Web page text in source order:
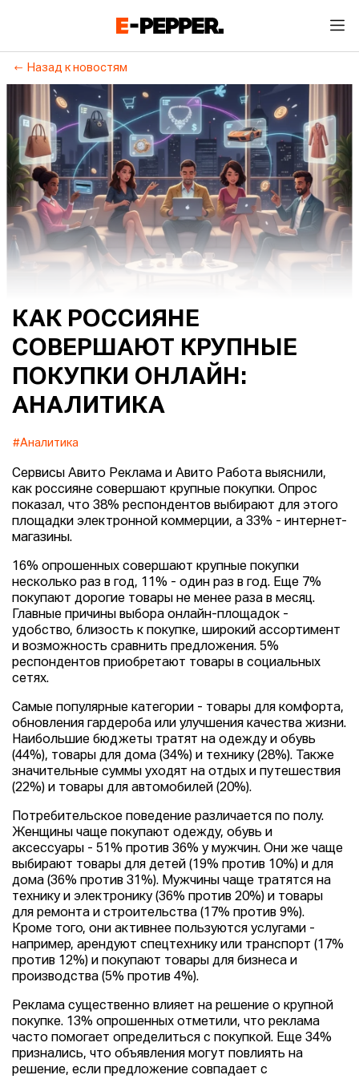
Назад к новостям
КАК РОССИЯНЕ
СОВЕРШАЮТ КРУПНЫЕ
ПОКУПКИ ОНЛАЙН:
АНАЛИТИКА
#Аналитика
Сервисы Авито Реклама и Авито Работа выяснили,
как россияне совершают крупные покупки. Опрос
показал, что 38% респондентов выбирают для этого
площадки электронной коммерции, а 33% - интернет-
магазины.
16% опрошенных совершают крупные покупки
несколько раз в год, 11% - один раз в год. Еще 7%
покупают дорогие товары не менее раза в месяц.
Главные причины выбора онлайн-площадок -
удобство, близость к покупке, широкий ассортимент
и возможность сравнить предложения. 5%
респондентов приобретают товары в социальных
сетях.
Самые популярные категории - товары для комфорта,
обновления гардероба или улучшения качества жизни.
Наибольшие бюджеты тратят на одежду и обувь
(44%), товары для дома (34%) и технику (28%). Также
значительные суммы уходят на отдых и путешествия
(22%) и товары для автомобилей (20%).
Потребительское поведение различается по полу.
Женщины чаще покупают одежду, обувь и
аксессуары - 51% против 36% у мужчин. Они же чаще
выбирают товары для детей (19% против 10%) и для
дома (36% против 31%). Мужчины чаще тратятся на
технику и электронику (36% против 20%) и товары
для ремонта и строительства (17% против 9%).
Кроме того, они активнее пользуются услугами -
например, арендуют спецтехнику или транспорт (17%
против 12%) и покупают товары для бизнеса и
производства (5% против 4%).
Реклама существенно влияет на решение о крупной
покупке. 13% опрошенных отметили, что реклама
часто помогает определиться с покупкой. Еще 34%
признались, что объявления могут повлиять на
решение, если предложение совпадает с